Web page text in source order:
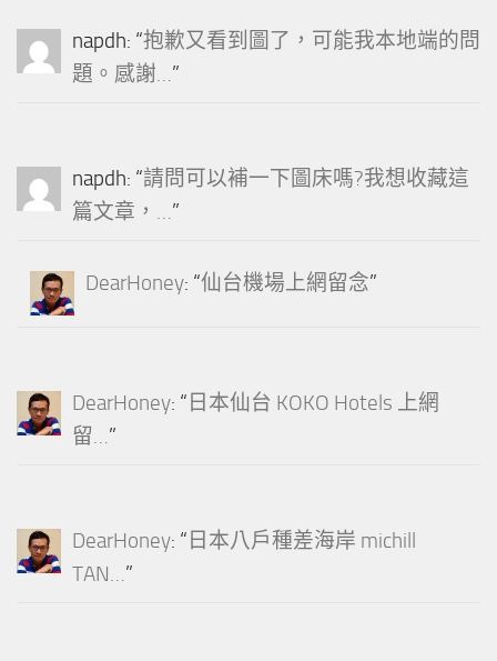
napdh: “抱歉又看到圖了，可能我本地端的問
題。感謝…”
napdh: “請問可以補一下圖床嗎?我想收藏這
篇文章，…”
DearHoney: “仙台機場上網留念”
DearHoney: “ 日本仙台 KOKO Hotels 上網
留…”
DearHoney: “ 日本八戶種差海岸 michill
TAN…”